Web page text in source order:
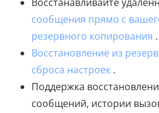
сообщения прямо с
резервного копирования .
Восстановление из
сброса настроек .
Поддержка
сообщений, истории